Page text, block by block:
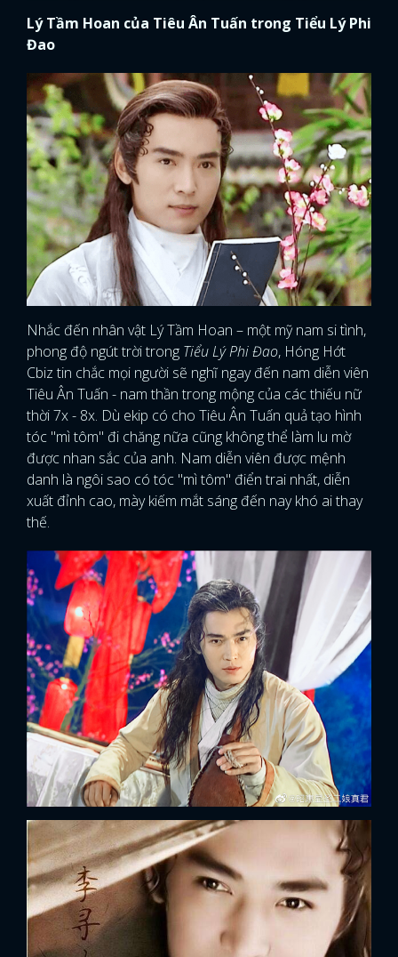
Lý Tầm Hoan của Tiêu Ân Tuấn trong Tiểu Lý Phi
Đao
Nhắc đến nhân vật Lý Tầm Hoan – một mỹ nam si tình,
phong độ ngút trời trong Tiểu Lý Phi Đao, Hóng Hớt
Cbiz tin chắc mọi người sẽ nghĩ ngay đến nam diễn viên
Tiêu Ân Tuấn - nam thần trong mộng của các thiếu nữ
thời 7x - 8x. Dù ekip có cho Tiêu Ân Tuấn quả tạo hình
tóc "mì tôm" đi chăng nữa cũng không thể làm lu mờ
được nhan sắc của anh. Nam diễn viên được mệnh
danh là ngôi sao có tóc "mì tôm" điển trai nhất, diễn
xuất đỉnh cao, mày kiếm mắt sáng đến nay khó ai thay
thế.